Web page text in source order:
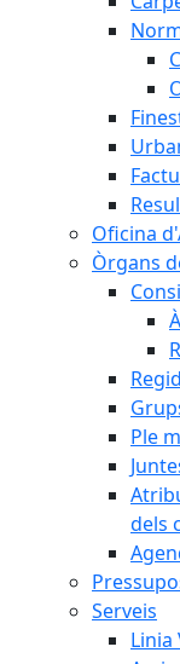
Oficina
Òrgans
Ple
dels
Serveis
Linia